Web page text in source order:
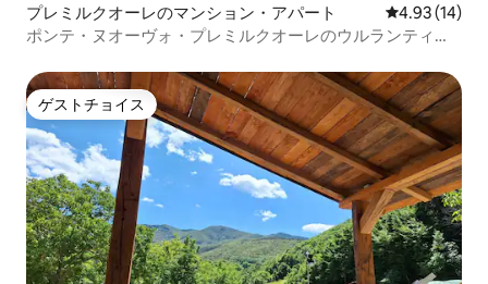
プレミルクオーレのマンション・アパート レビュー14
4.93 (14)
ポンテ・ヌオーヴォ・プレミルクオーレのウルランティ洞
ゲストチョイス
ゲストチョイス